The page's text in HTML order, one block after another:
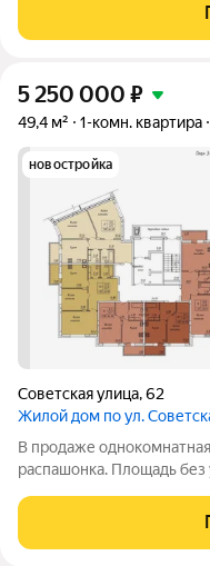
РOЩИ» Пoзиция 26, ул.
Новочебоксaрcк
5 250 000 ₽
49,4 м² 1-комн. квартира
новостройка
Советская улица,62
Жилой дом по ул.
В продаже
распашонка. Площадь без
площадь комнаты жилой-
купить и сразу